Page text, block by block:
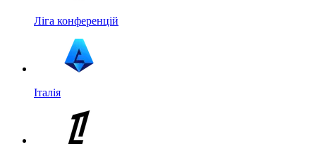
Ліга конференцій
Італія